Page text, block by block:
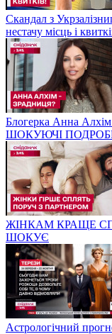
Скандал з
нестачу місць і
Блогерка Анна Алхім
ШОКУЮЧІ
ЖІНКАМ КРАЩЕ
ШОКУЄ
Астрологічний